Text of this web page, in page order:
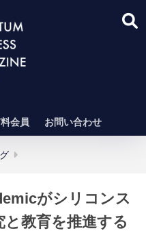
会員 お問い合わせ
がシリコンス
教育を推進する